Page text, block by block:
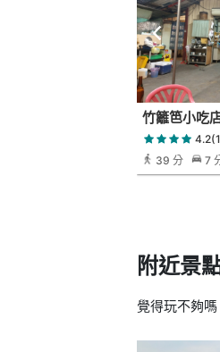
竹籬笆小吃
39 分
7
附近景
覺得玩不夠